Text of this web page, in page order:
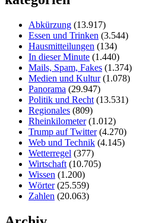
Abkürzung (13.917)
Essen und Trinken (3.544)
Hausmitteilungen (134)
In dieser Minute (1.440)
Mails, Spam, Fakes (1.374)
Medien und Kultur(1.078)
Panorama (29.947)
Politik und Recht (13.531)
Regionales (809)
Rheinkilometer(1.012)
Trump auf Twitter(4.270)
Web und Technik (4.145)
Wetterregel (377)
Wirtschaft (10.705)
Wissen (1.200)
Wörter(25.559)
Zahlen (20.063)